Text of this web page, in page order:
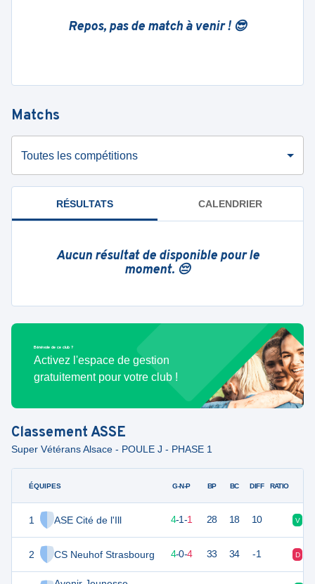
Repos, pas de match à venir ! 😎
Matchs
Toutes les compétitions
RÉSULTATS CALENDRIER
Aucun résultat de disponible pour le
moment. 😔
Bénévole de ce club ?
Activez l'espace de gestion
gratuitement pour votre club !
ClassementASSE
Super Vétérans Alsace - POULE J - PHASE 1
ÉQUIPES
1 ASE Cité de l'Ill
2 CS Neuhof Strasbourg
G-N-P BP BC DIFF RATIO
4-1-1 28 18 10 V
12 8 4-0-4 33 34 -1 D